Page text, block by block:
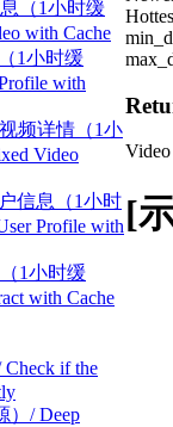
（1小时缓
with Cache
1小时缓
with
频详情（1小
Video
信息（1小时
Profile with
1小时缓
with Cache
if the
）/ Deep
[